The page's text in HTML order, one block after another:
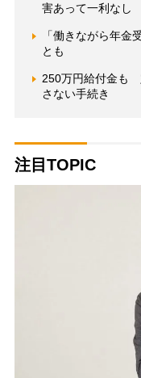
害あって一利なし
「働きながら年
とも
250万円給付金も
さない手続き
注目TOPIC